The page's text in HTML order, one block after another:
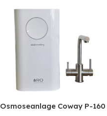
Osmoseanlage Coway P-160